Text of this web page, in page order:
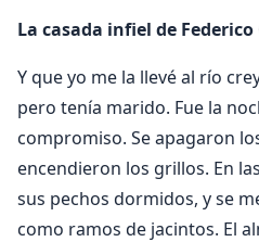
La casada infiel de
Y que yo me la llevé al río
pero tenía marido. Fue la
compromiso. Se apagaron
encendieron los grillos. En
sus pechos dormidos, y se
como ramos de jacintos. El